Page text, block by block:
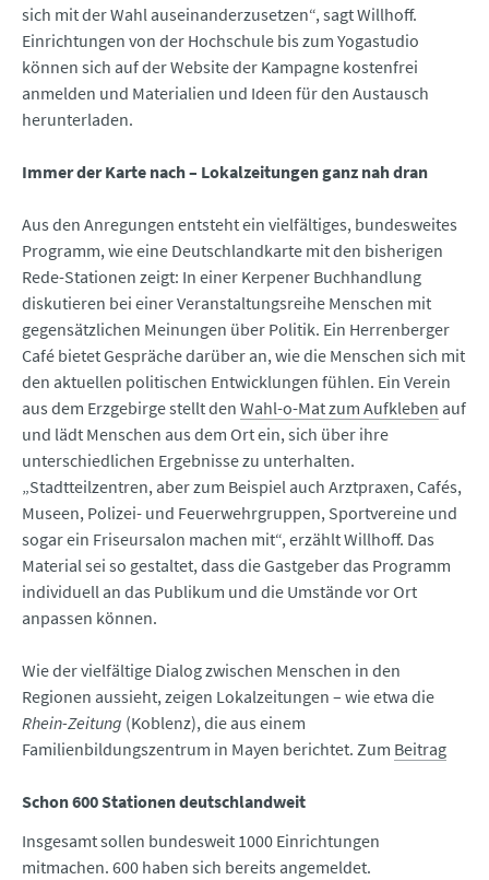
sich mit der Wahl auseinanderzusetzen“, sagt Willhoff.
Einrichtungen von der Hochschule bis zum Yogastudio
können sich auf der Website der Kampagne kostenfrei
anmelden und Materialien und Ideen für den Austausch
herunterladen.
Immer der Karte nach – Lokalzeitungen ganz nah dran
Aus den Anregungen entsteht ein vielfältiges, bundesweites
Programm, wie eine Deutschlandkarte mit den bisherigen
Rede-Stationen zeigt: In einer Kerpener Buchhandlung
diskutieren bei einer Veranstaltungsreihe Menschen mit
gegensätzlichen Meinungen über Politik. Ein Herrenberger
Café bietet Gespräche darüber an, wie die Menschen sich mit
den aktuellen politischen Entwicklungen fühlen. Ein Verein
aus dem Erzgebirge stellt den Wahl-o-Mat zum Aufkleben auf
und lädt Menschen aus dem Ort ein, sich über ihre
unterschiedlichen Ergebnisse zu unterhalten.
„Stadtteilzentren, aber zum Beispiel auch Arztpraxen, Cafés,
Museen, Polizei- und Feuerwehrgruppen, Sportvereine und
sogar ein Friseursalon machen mit“, erzählt Willhoff. Das
Material sei so gestaltet, dass die Gastgeber das Programm
individuell an das Publikum und die Umstände vor Ort
anpassen können.
Wie der vielfältige Dialog zwischen Menschen in den
Regionen aussieht, zeigen Lokalzeitungen – wie etwa die
Rhein-Zeitung (Koblenz), die aus einem
Familienbildungszentrum in Mayen berichtet. Zum Beitrag
Schon 600 Stationen deutschlandweit
Insgesamt sollen bundesweit 1000 Einrichtungen
mitmachen. 600 haben sich bereits angemeldet.